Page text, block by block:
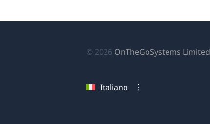
© 2026 OnTheGoSystems Limited
Italiano